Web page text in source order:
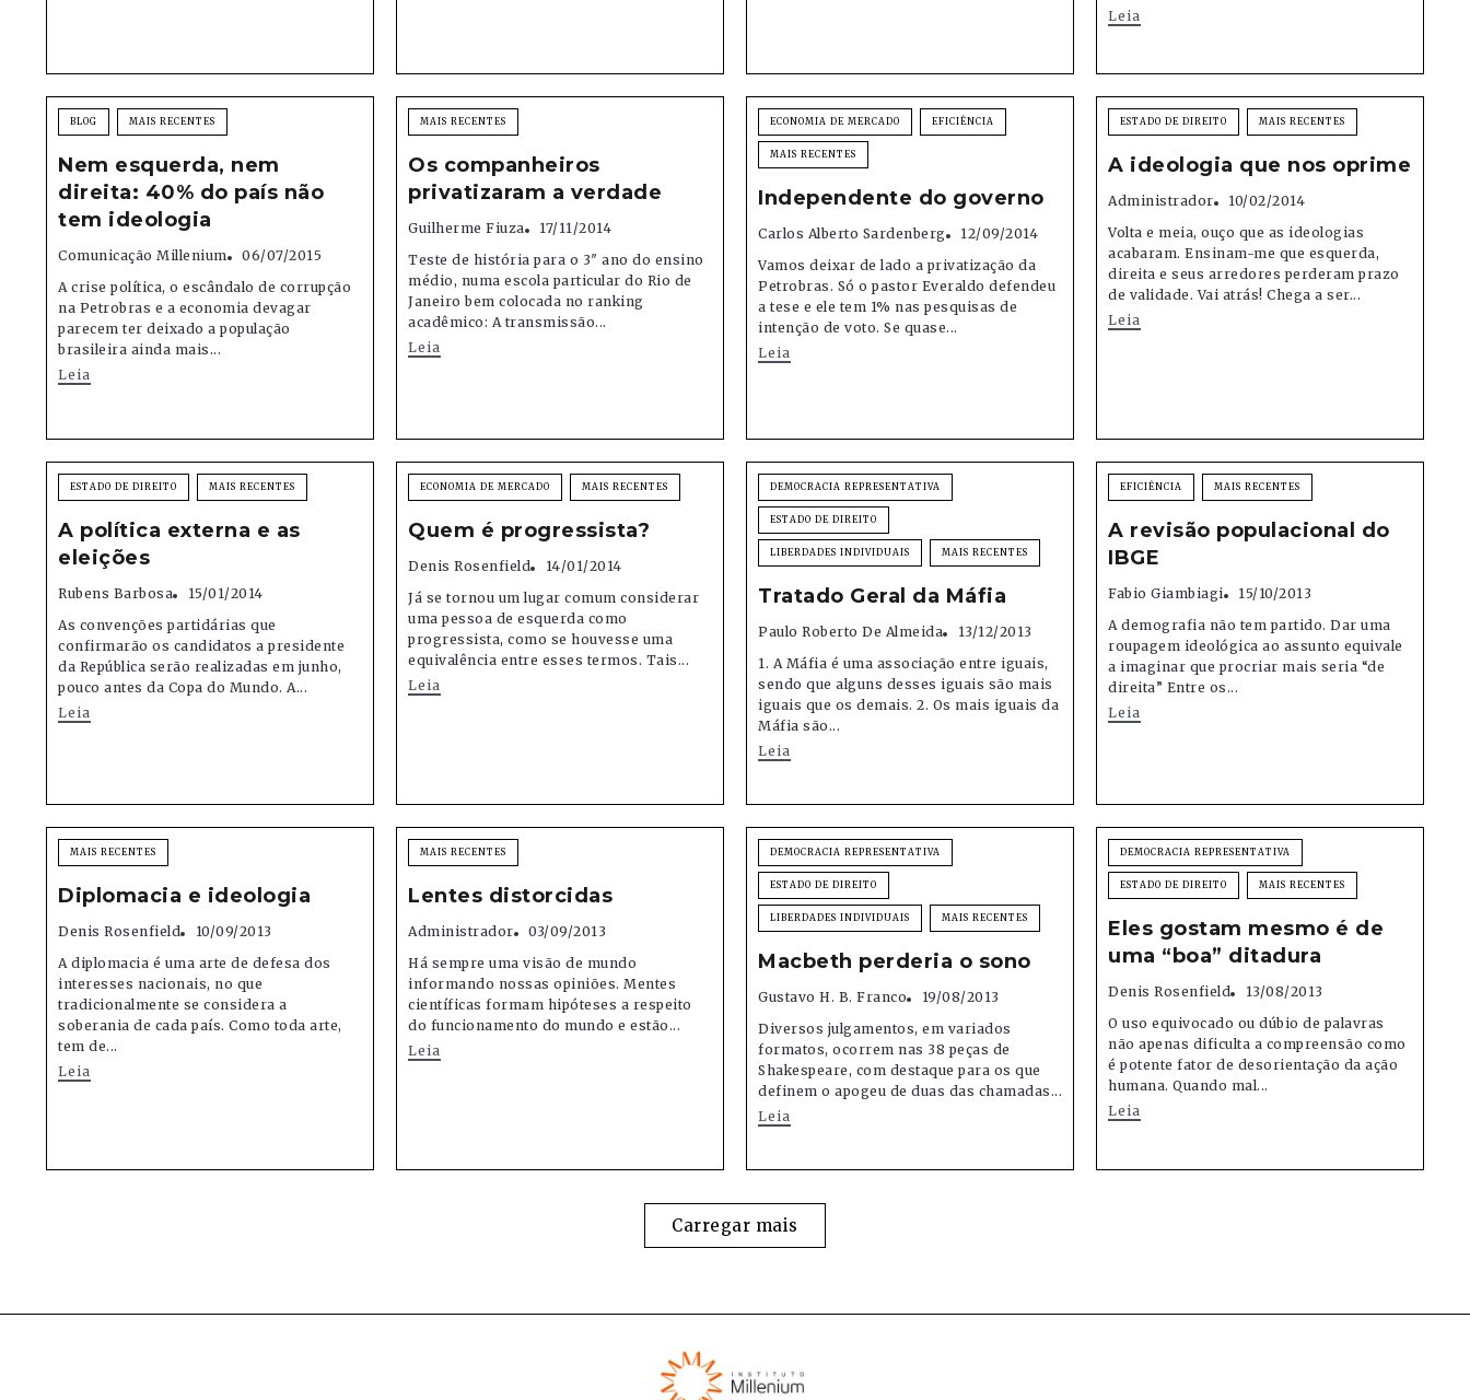
Leia
BLOG MAIS RECENTES
Nem esquerda, nem
direita: 40% do país não
tem ideologia
Comunicação Millenium
06/07/2015
A crise política, o escândalo de corrupção
na Petrobras e a economia devagar
parecem ter deixado a população
brasileira ainda mais...
Leia
MAIS RECENTES
Os companheiros
privatizaram a verdade
Guilherme Fiuza
17/11/2014
Teste de história para o 3″ ano do ensino
médio, numa escola particular do Rio de
Janeiro bem colocada no ranking
acadêmico: A transmissão...
Leia
ECONOMIA DE MERCADO EFICIÊNCIA
MAIS RECENTES
Independente do governo
Carlos Alberto Sardenberg
12/09/2014
Vamos deixar de lado a privatização da
Petrobras. Só o pastor Everaldo defendeu
a tese e ele tem 1% nas pesquisas de
intenção de voto. Se quase...
Leia
ESTADO DE DIREITO MAIS RECENTES
A ideologia que nos oprime
Administrador
10/02/2014
Volta e meia, ouço que as ideologias
acabaram. Ensinam-me que esquerda,
direita e seus arredores perderam prazo
de validade. Vai atrás! Chega a ser...
Leia
ESTADO DE DIREITO MAIS RECENTES
A política externa e as
eleições
Rubens Barbosa
15/01/2014
As convenções partidárias que
confirmarão os candidatos a presidente
da República serão realizadas em junho,
pouco antes da Copa do Mundo. A...
Leia
ECONOMIA DE MERCADO MAIS RECENTES
Quem é progressista?
Denis Rosenfield
14/01/2014
Já se tornou um lugar comum considerar
uma pessoa de esquerda como
progressista, como se houvesse uma
equivalência entre esses termos. Tais...
Leia
DEMOCRACIA REPRESENTATIVA
ESTADO DE DIREITO
LIBERDADES INDIVIDUAIS MAIS RECENTES
Tratado Geral da Máfia
Paulo Roberto De Almeida
13/12/2013
1. A Máfia é uma associação entre iguais,
sendo que alguns desses iguais são mais
iguais que os demais. 2. Os mais iguais da
Máfia são...
Leia
EFICIÊNCIA MAIS RECENTES
A revisão populacional do
IBGE
Fabio Giambiagi
15/10/2013
A demografia não tem partido. Dar uma
roupagem ideológica ao assunto equivale
a imaginar que procriar mais seria “de
direita” Entre os...
Leia
MAIS RECENTES
Diplomacia e ideologia
Denis Rosenfield
10/09/2013
A diplomacia é uma arte de defesa dos
interesses nacionais, no que
tradicionalmente se considera a
soberania de cada país. Como toda arte,
tem de...
Leia
MAIS RECENTES
Lentes distorcidas
Administrador
03/09/2013
Há sempre uma visão de mundo
informando nossas opiniões. Mentes
científicas formam hipóteses a respeito
do funcionamento do mundo e estão...
Leia
DEMOCRACIA REPRESENTATIVA
ESTADO DE DIREITO
LIBERDADES INDIVIDUAIS MAIS RECENTES
Macbeth perderia o sono
Gustavo H. B. Franco
19/08/2013
Diversos julgamentos, em variados
formatos, ocorrem nas 38 peças de
Shakespeare, com destaque para os que
definem o apogeu de duas das chamadas...
Leia
DEMOCRACIA REPRESENTATIVA
ESTADO DE DIREITO MAIS RECENTES
Eles gostam mesmo é de
uma “boa” ditadura
Denis Rosenfield
13/08/2013
O uso equivocado ou dúbio de palavras
não apenas dificulta a compreensão como
é potente fator de desorientação da ação
humana. Quando mal...
Leia
Carregar mais